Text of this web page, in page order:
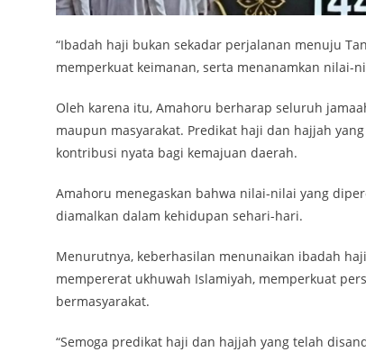
“Ibadah haji bukan sekadar perjalanan menuju
memperkuat keimanan, serta menanamkan nilai-
Oleh karena itu, Amahoru berharap seluruh
maupun masyarakat. Predikat haji dan hajjah
kontribusi nyata bagi kemajuan daerah.
Amahoru menegaskan bahwa nilai-nilai yang
diamalkan dalam kehidupan sehari-hari.
Menurutnya, keberhasilan menunaikan ibadah
mempererat ukhuwah Islamiyah, memperkuat
bermasyarakat.
“Semoga predikat haji dan hajjah yang telah